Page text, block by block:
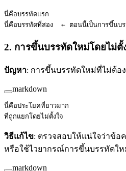
นี่คือบรรทัดแรก
นี่คือบรรทัดที่สอง  ← ตอนนี้เป็นการขึ้นบร
2. การขึ้นบรรทัดใหม่โดยไม่ตั้
ปัญหา: การขึ้นบรรทัดใหม่ที่ไม่ต้อ
markdown
นี่คือประโยคที่ยาวมาก
ที่ถูกแยกโดยไม่ตั้งใจ
วิธีแก้ไข: ตรวจสอบให้แน่ใจว่าข้อ
หรือใช้ไวยากรณ์การขึ้นบรรทัดใ
markdown